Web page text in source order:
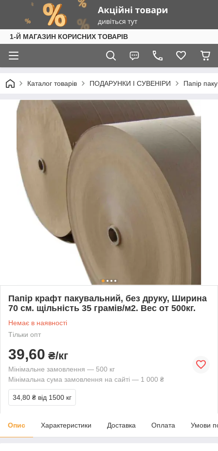
1-Й МАГАЗИН КОРИСНИХ ТОВАРІВ
Каталог товарів ПОДАРУНКИ І СУВЕНІРИ Папір
Папір крафт пакувальний, без друку, Ширина
70 см. щільність 35 грамів/м2. Вес от 500кг.
Немає в наявності
Тільки опт
39,60 ₴/кг
Мінімальне замовлення — 500 кг
Мінімальна сума замовлення на сайті — 1 000 ₴
34,80 ₴ від 1500 кг
Опис Характеристики Доставка Оплата Умови